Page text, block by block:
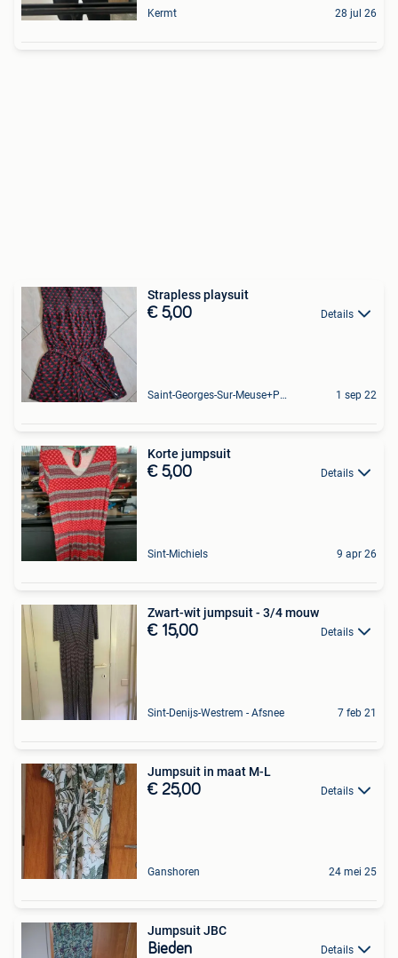
Kermt 28 jul 26
Strapless playsuit
€ 5,00 Details
Saint-Georges-Sur-Meuse+Partie De Hermalle-Sous-Huy 1 sep 22
Korte jumpsuit
€ 5,00 Details
Sint-Michiels 9 apr 26
Zwart-wit jumpsuit - 3/4 mouw
€ 15,00 Details
Sint-Denijs-Westrem - Afsnee 7 feb 21
Jumpsuit in maat M-L
€ 25,00 Details
Ganshoren 24 mei 25
Jumpsuit JBC
Bieden Details